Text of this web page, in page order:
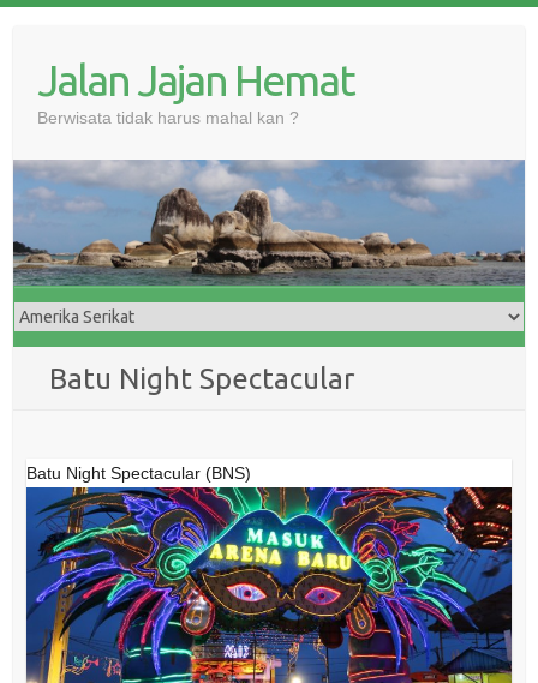
Jalan Jajan Hemat
Berwisata tidak harus mahal kan ?
Batu Night Spectacular
Batu Night Spectacular (BNS)